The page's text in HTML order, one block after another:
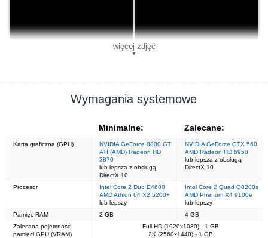
więcej zdjęć
▼
Wymagania systemowe
Minimalne: Zalecane:
Karta graficzna (GPU)
NVIDIA GeForce 8800 GT
ATI (AMD) Radeon HD
3870
lub lepsza z obsługą
DirectX 10
NVIDIA GeForce GTX 560
AMD Radeon HD 6950
lub lepsza z obsługą
DirectX 10
Procesor
Intel Core 2 Duo E4600
AMD Athlon 64 X2 5200+
lub lepszy
Intel Core 2 Quad Q8200s
AMD Phenom X4 9100e
lub lepszy
Pamięć RAM
2 GB
4 GB
Zalecana pojemność
pamięci GPU (VRAM)
Full HD (1920x1080) - 1 GB
2K (2560x1440) - 1 GB